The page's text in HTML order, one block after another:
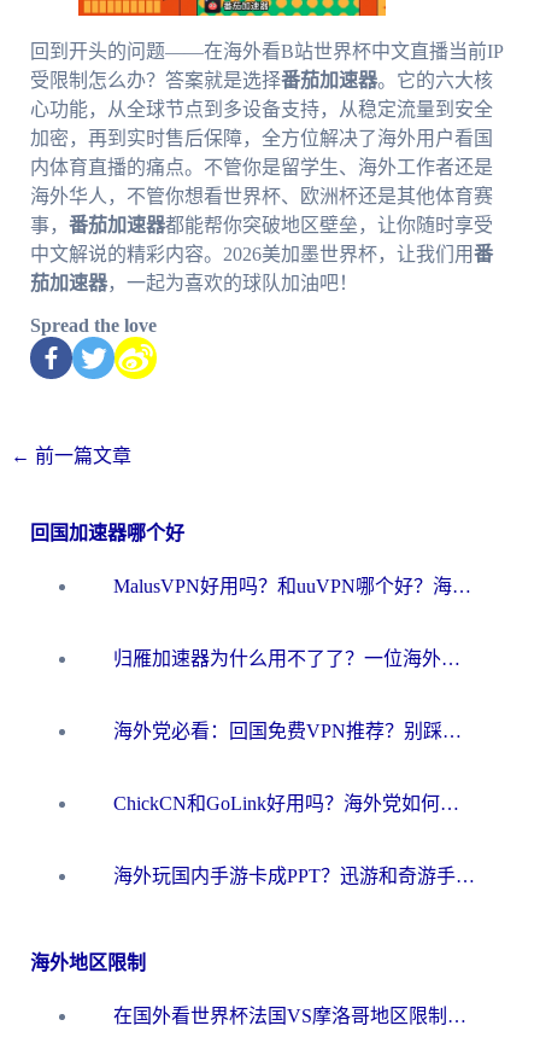
回到开头的问题——在海外看B站世界杯中文直播当前IP
受限制怎么办？答案就是选择番茄加速器。它的六大核
心功能，从全球节点到多设备支持，从稳定流量到安全
加密，再到实时售后保障，全方位解决了海外用户看国
内体育直播的痛点。不管你是留学生、海外工作者还是
海外华人，不管你想看世界杯、欧洲杯还是其他体育赛
事， 番茄加速器都能帮你突破地区壁垒，让你随时享受
中文解说的精彩内容。2026美加墨世界杯，让我们用番
茄加速器，一起为喜欢的球队加油吧！
Spread the love
← 前一篇文章
回国加速器哪个好
MalusVPN好用吗？和uuVPN哪个好？海外党无缝访问国内资源的真实对比与选择指南
归雁加速器为什么用不了了？一位海外游子的真实困惑与技术解答
海外党必看：回国免费VPN推荐？别踩坑！教你选对加速器无缝刷国内资源
ChickCN和GoLink好用吗？海外党如何选对回国加速器
海外玩国内手游卡成PPT？迅游和奇游手游哪个好？一篇讲透回国加速器怎么选
海外地区限制
在国外看世界杯法国VS摩洛哥地区限制？这篇指南让你流畅看中文解说无压力